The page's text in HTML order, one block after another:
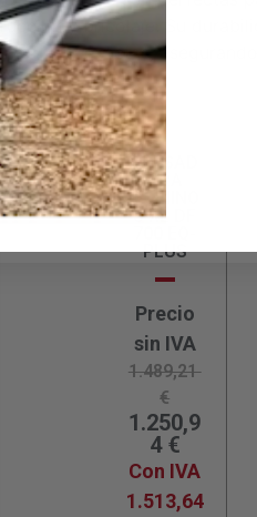
y bricolaje. Su
y exactas,
FRESAD
ORA
DOMINO
S XL DF
PLUS
Precio
sin IVA
1.489,21
€
1.250,9
4 €
Con IVA
1.513,64